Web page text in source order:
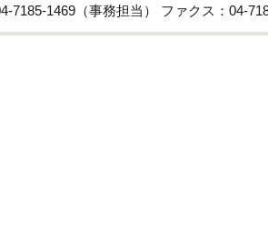
7185-1469（事務担当） ファクス：04-